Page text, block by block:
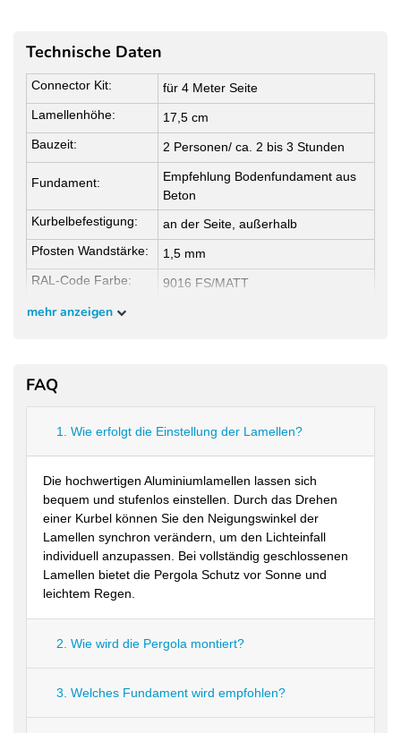
Technische Daten
Connector Kit:
für 4 Meter Seite
Lamellenhöhe:
17,5 cm
Bauzeit:
2 Personen/ ca. 2 bis 3 Stunden
Fundament:
Empfehlung Bodenfundament aus
Beton
Kurbelbefestigung:
an der Seite, außerhalb
Pfosten Wandstärke:
1,5 mm
RAL-Code Farbe:
9016 FS/MATT
Regenrinne System:
Höhe:
Farbe:
Weiß (Pulverbeschichtung)
Pfosten Maße:
116 mm x 116 mm
Material Pfosten:
Aluminium, rostfrei
Material Traversen:
Aluminium, rostfrei
Material Lamellen:
verzinkter Stahl
Material Connector
Kit:
Aluminium und verzinkter Stahl
Trägerkonstruktion, Lamellen,
Kurbel
Lieferzustand:
zerlegt (4 Packstücke)
Befestigungsart:
Freistehend / Bodenmontage
mehr anzeigen
FAQ
1. Wie erfolgt die Einstellung der Lamellen?
Die hochwertigen Aluminiumlamellen lassen sich
bequem und stufenlos einstellen. Durch das Drehen
einer Kurbel können Sie den Neigungswinkel der
Lamellen synchron verändern, um den Lichteinfall
individuell anzupassen. Bei vollständig geschlossenen
Lamellen bietet die Pergola Schutz vor Sonne und
leichtem Regen.
2. Wie wird die Pergola montiert?
3. Welches Fundament wird empfohlen?